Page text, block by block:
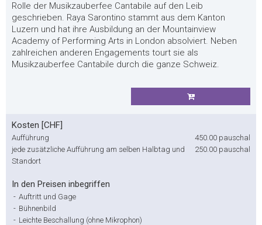
Rolle der Musikzauberfee Cantabile auf den Leib
geschrieben. Raya Sarontino stammt aus dem Kanton
Luzern und hat ihre Ausbildung an der Mountainview
Academy of Performing Arts in London absolviert. Neben
zahlreichen anderen Engagements tourt sie als
Musikzauberfee Cantabile durch die ganze Schweiz.
Kosten [CHF]
Aufführung 450.00 pauschal
jede zusätzliche Aufführung am selben Halbtag und
Standort
250.00 pauschal
In den Preisen inbegriffen
- Auftritt und Gage
- Bühnenbild
- Leichte Beschallung (ohne Mikrophon)